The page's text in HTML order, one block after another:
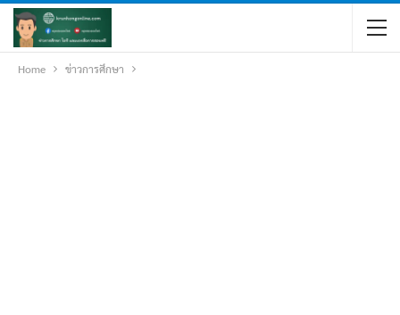
Home ข่าวการศึกษา